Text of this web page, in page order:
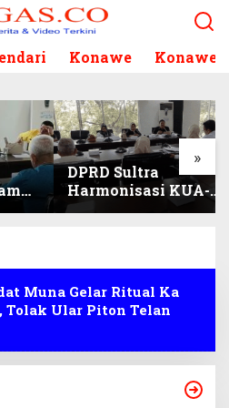
Konawe Konawe
»
DPRD Sultra
Harmonisasi KUA-
PPAS 2027, Prioritas
Muna Gelar Ritual Ka
Tolak Ular Piton Telan